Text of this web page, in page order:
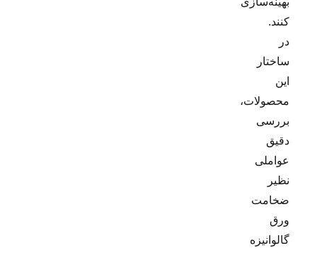
کنند.
در
ساختار
این
محصولات،
بررسی
دقیق
عواملی
نظیر
ضخامت
ورق
گالوانیزه